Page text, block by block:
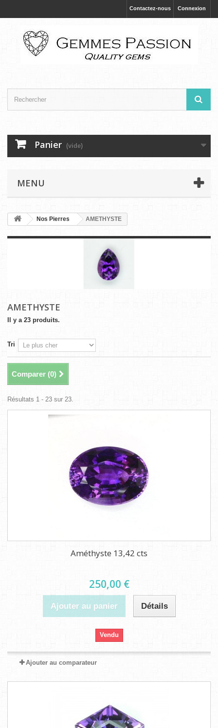
Connexion
Contactez-nous
Panier (vide)
MENU
Nos Pierres AMETHYSTE
AMETHYSTE
Il y a 23 produits.
Tri
Comparer (0)
Résultats 1 - 23 sur 23.
Améthyste 13,42 cts
250,00 €
Ajouter au panier Détails
Vendu
Ajouter au comparateur